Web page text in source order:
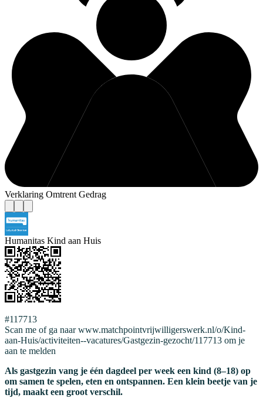
Verklaring Omtrent Gedrag
Humanitas Kind aan Huis
#117713
Scan me of ga naar www.matchpointvrijwilligerswerk.nl/o/Kind-
aan-Huis/activiteiten--vacatures/Gastgezin-gezocht/117713 om je
aan te melden
Als gastgezin vang je één dagdeel per week een kind (8–18) op
om samen te spelen, eten en ontspannen. Een klein beetje van je
tijd, maakt een groot verschil.